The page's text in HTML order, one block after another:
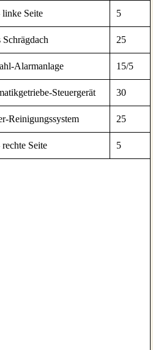
linke Seite 5
25
Alarmanlage 15/5
Steuergerät 30
Reinigungssystem 25
Seite 5